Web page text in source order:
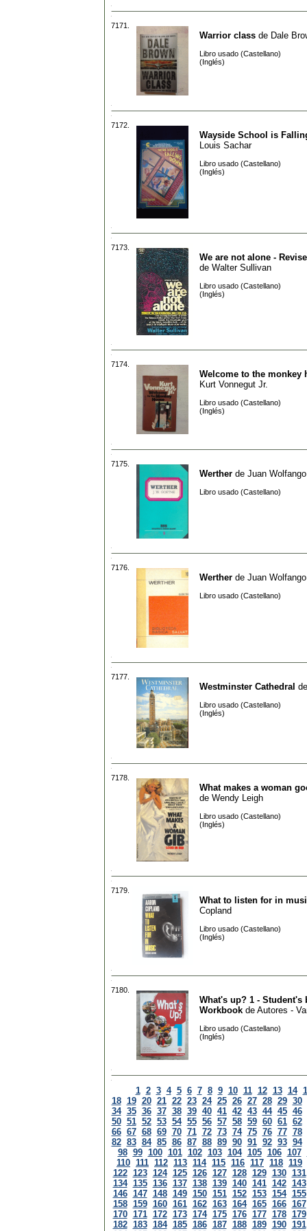
7171.
Warrior class de Dale
Libro usado (Castellano)
(Inglés)
7172.
Wayside School is
Louis Sachar
Libro usado (Castellano)
(Inglés)
7173.
We are not alone -
de Walter Sullivan
Libro usado (Castellano)
(Inglés)
7174.
Welcome to the monkey
Kurt Vonnegut Jr.
Libro usado (Castellano)
(Inglés)
7175.
Werther de Juan
Libro usado (Castellano)
7176.
Werther de Juan
Libro usado (Castellano)
7177.
Westminster Cathedral
Libro usado (Castellano)
(Inglés)
7178.
What makes a woman
de Wendy Leigh
Libro usado (Castellano)
(Inglés)
7179.
What to listen for in
Copland
Libro usado (Castellano)
(Inglés)
7180.
What's up? 1 - Student's
Workbook de Autores -
Libro usado (Castellano)
(Inglés)
1 2 3 4 5 6 7 8 9 10 11 12 13 14
18 19 20 21 22 23 24 25 26 27 28 29 30
34 35 36 37 38 39 40 41 42 43 44 45 46
50 51 52 53 54 55 56 57 58 59 60 61 62
66 67 68 69 70 71 72 73 74 75 76 77 78
82 83 84 85 86 87 88 89 90 91 92 93 94
98 99 100 101 102 103 104 105 106 107
110 111 112 113 114 115 116 117 118 119
122 123 124 125 126 127 128 129 130 131
134 135 136 137 138 139 140 141 142 143
146 147 148 149 150 151 152 153 154 155
158 159 160 161 162 163 164 165 166 167
170 171 172 173 174 175 176 177 178 179
182 183 184 185 186 187 188 189 190 191